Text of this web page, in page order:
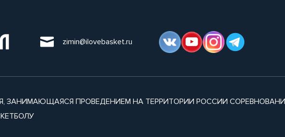
zimin@ilovebasket.ru
ЗАНИМАЮЩАЯСЯ ПРОВЕДЕНИЕМ НА ТЕРРИТОРИИ РОССИИ